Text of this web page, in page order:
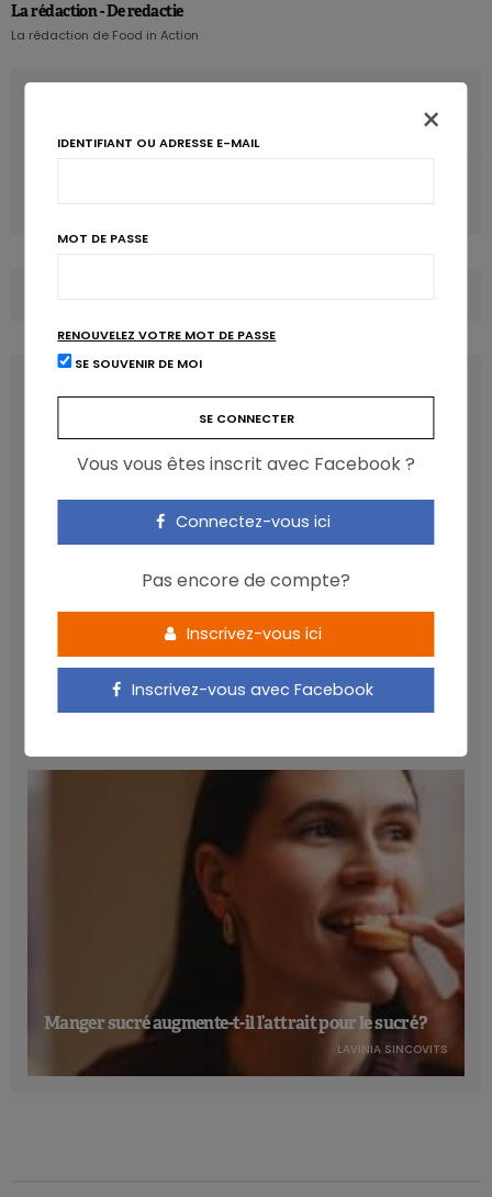
La rédaction - De redactie
La rédaction de Food in Action
Les aliments fumés pourraient devenir plus sains
COMMENTS(0)
Les anthocyanines bénéfiques pour la santé
cardiométabolique
Manger sucré augmente-t-il l’attrait pour le sucré ?
LAVINIA SINCOVITS
×
IDENTIFIANT OU ADRESSE E-MAIL
MOT DE PASSE
RENOUVELEZ VOTRE MOT DE PASSE
SE SOUVENIR DE MOI
Vous vous êtes inscrit avec Facebook ?
Connectez-vous ici
Pas encore de compte?
Inscrivez-vous ici
Inscrivez-vous avec Facebook